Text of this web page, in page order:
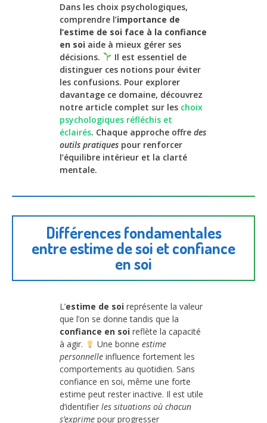
Dans les choix psychologiques,
comprendre l’importance de
l’estime de soi face à la confiance
en soi aide à mieux gérer ses
décisions.
Il est essentiel de
distinguer ces notions pour éviter
les confusions. Pour explorer
davantage ce domaine, découvrez
notre article complet sur les choix
psychologiques réfléchis et
éclairés. Chaque approche offre des
outils pratiques pour renforcer
l’équilibre intérieur et la clarté
mentale.
Différences fondamentales
entre estime de soi et confiance
en soi
L’estime de soi représente la valeur
que l’on se donne tandis que la
confiance en soi reflète la capacité
à agir.
Une bonne estime
personnelle influence fortement les
comportements au quotidien. Sans
confiance en soi, même une forte
estime peut rester inactive. Il est utile
d’identifier les situations où chacun
s’exprime pour progresser